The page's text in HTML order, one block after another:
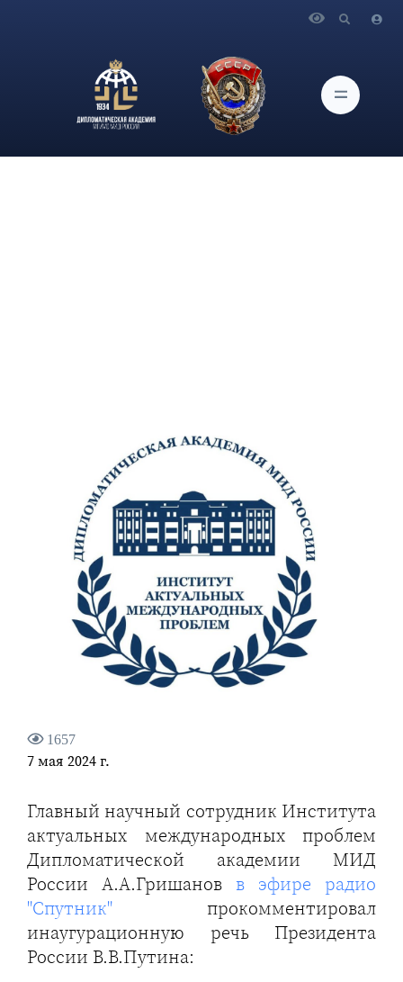
международных проблем Дипломатической академии МИД
России А.А.Гришанов в эфире радио "Спутник"
прокомментировал инаугурационную речь Президента
России В.В.Путина
1657
7 мая 2024 г.
Главный научный сотрудник Института
актуальных международных проблем
Дипломатической академии МИД
России А.А.Гришанов в эфире радио
"Спутник" прокомментировал
инаугурационную речь Президента
России В.В.Путина: